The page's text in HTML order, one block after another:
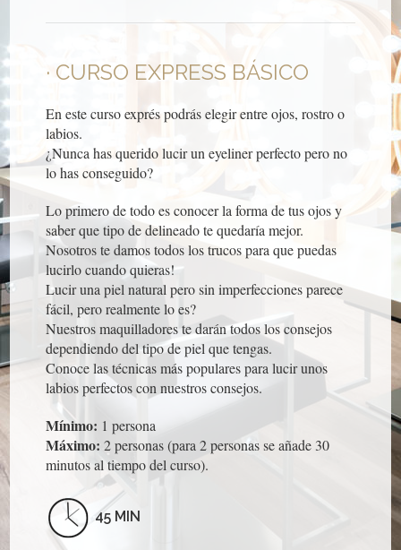
CURSO EXPRESS BÁSICO
En este curso exprés podrás elegir entre ojos, rostro o
labios.
¿Nunca has querido lucir un eyeliner perfecto pero no
lo has conseguido?
Lo primero de todo es conocer la forma de tus ojos y
saber que tipo de delineado te quedaría mejor.
Nosotros te damos todos los trucos para que puedas
lucirlo cuando quieras!
Lucir una piel natural pero sin imperfecciones parece
fácil, pero realmente lo es?
Nuestros maquilladores te darán todos los consejos
dependiendo del tipo de piel que tengas.
Conoce las técnicas más populares para lucir unos
labios perfectos con nuestros consejos.
Mínimo: 1 persona
Máximo: 2 personas (para 2 personas se añade 30
minutos al tiempo del curso).
45 MIN